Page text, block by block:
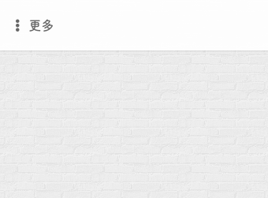
更多